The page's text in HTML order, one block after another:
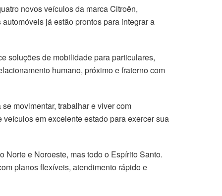
novos veículos da marca Citroën,
já estão prontos para integrar a
soluções de mobilidade para particulares,
humano, próximo e fraterno com
movimentar, trabalhar e viver com
em excelente estado para exercer sua
e Noroeste, mas todo o Espírito Santo.
planos flexíveis, atendimento rápido e